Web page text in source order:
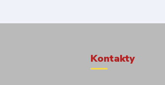
Kontakty